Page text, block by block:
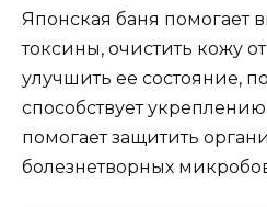
Японская баня помогает
токсины, очистить кожу
улучшить ее состояние,
способствует
помогает защитить
болезнетворных